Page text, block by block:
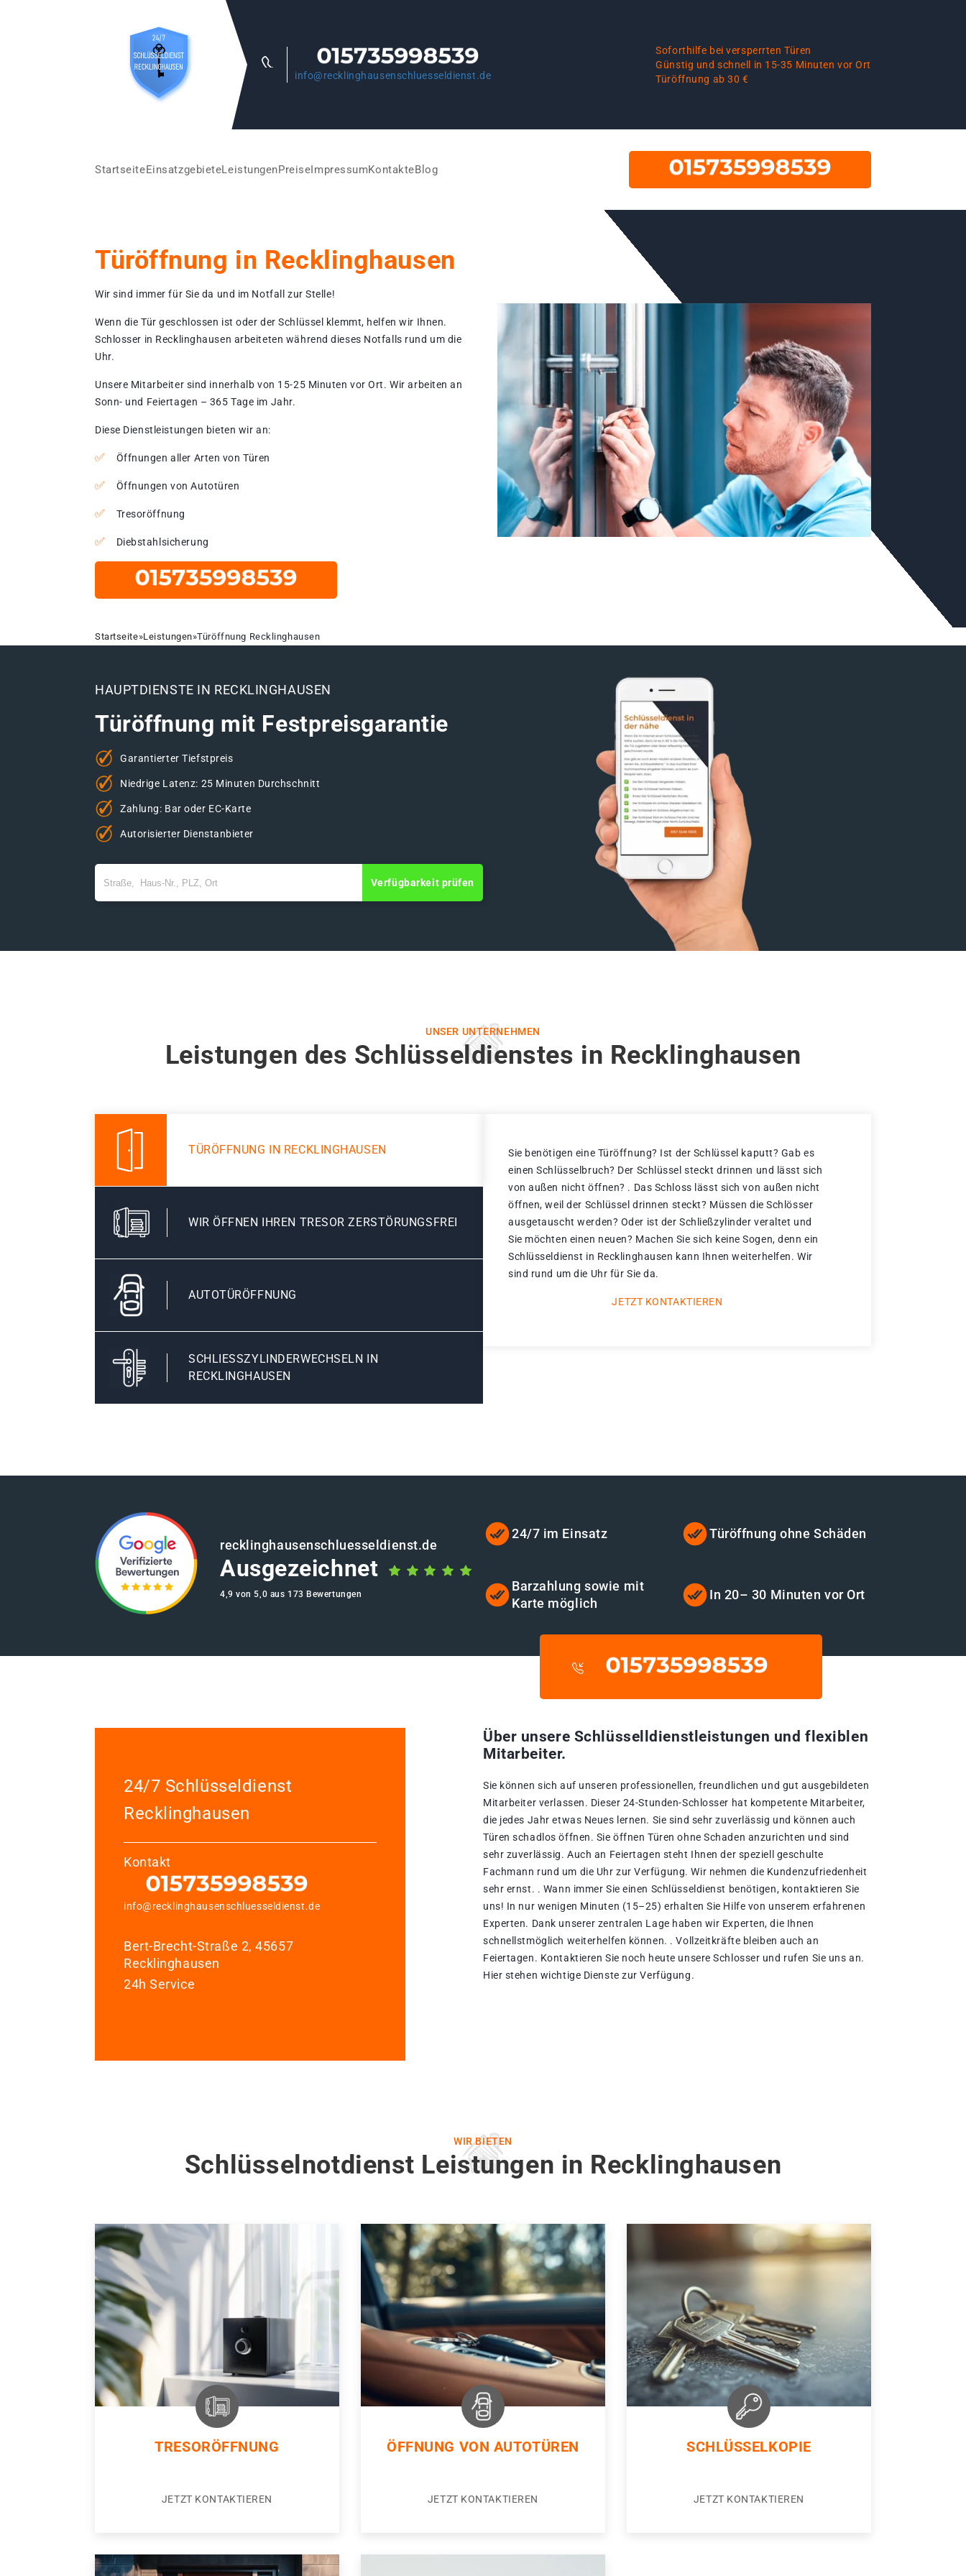
info@recklinghausenschluesseldienst.de
Soforthilfe bei versperrten Türen
Günstig und schnell in 15-35 Minuten vor Ort
Türöffnung ab 30 €
StartseiteEinsatzgebieteLeistungenPreiseImpressumKontakteBlog
Türöffnung in Recklinghausen
Wir sind immer für Sie da und im Notfall zur Stelle!
Wenn die Tür geschlossen ist oder der Schlüssel klemmt, helfen wir Ihnen.
Schlosser in Recklinghausen arbeiteten während dieses Notfalls rund um die
Uhr.
Unsere Mitarbeiter sind innerhalb von 15-25 Minuten vor Ort. Wir arbeiten an
Sonn- und Feiertagen – 365 Tage im Jahr.
Diese Dienstleistungen bieten wir an:
Öffnungen aller Arten von Türen
Öffnungen von Autotüren
Tresoröffnung
Diebstahlsicherung
Startseite»Leistungen»Türöffnung Recklinghausen
HAUPTDIENSTE IN RECKLINGHAUSEN
Türöffnung mit Festpreisgarantie
Garantierter Tiefstpreis
Niedrige Latenz: 25 Minuten Durchschnitt
Zahlung: Bar oder EC-Karte
Autorisierter Dienstanbieter
Verfügbarkeit prüfen
UNSER UNTERNEHMEN
Leistungen des Schlüsseldienstes in Recklinghausen
TÜRÖFFNUNG IN RECKLINGHAUSEN
WIR ÖFFNEN IHREN TRESOR ZERSTÖRUNGSFREI
AUTOTÜRÖFFNUNG
SCHLIESSZYLINDERWECHSELN IN R
ECKLINGHAUSEN
Sie benötigen eine Türöffnung? Ist der Schlüssel kaputt? Gab es
einen Schlüsselbruch? Der Schlüssel steckt drinnen und lässt sich
von außen nicht öffnen? . Das Schloss lässt sich von außen nicht
öffnen, weil der Schlüssel drinnen steckt? Müssen die Schlösser
ausgetauscht werden? Oder ist der Schließzylinder veraltet und
Sie möchten einen neuen? Machen Sie sich keine Sogen, denn ein
Schlüsseldienst in Recklinghausen kann Ihnen weiterhelfen. Wir
sind rund um die Uhr für Sie da.
JETZT KONTAKTIEREN
recklinghausenschluesseldienst.de
Ausgezeichnet
4,9 von 5,0 aus 173 Bewertungen
24/7 im Einsatz Türöffnung ohne Schäden
Barzahlung sowie mit
Karte möglich
In 20– 30 Minuten vor Ort
24/7 Schlüsseldienst
Recklinghausen
Kontakt
info@recklinghausenschluesseldienst.de
Bert-Brecht-Straße 2, 45657
Recklinghausen
24h Service
Über unsere Schlüsselldienstleistungen und flexiblen
Mitarbeiter.
Sie können sich auf unseren professionellen, freundlichen und gut ausgebildeten
Mitarbeiter verlassen. Dieser 24-Stunden-Schlosser hat kompetente Mitarbeiter,
die jedes Jahr etwas Neues lernen. Sie sind sehr zuverlässig und können auch
Türen schadlos öffnen. Sie öffnen Türen ohne Schaden anzurichten und sind
sehr zuverlässig. Auch an Feiertagen steht Ihnen der speziell geschulte
Fachmann rund um die Uhr zur Verfügung. Wir nehmen die Kundenzufriedenheit
sehr ernst. . Wann immer Sie einen Schlüsseldienst benötigen, kontaktieren Sie
uns! In nur wenigen Minuten (15–25) erhalten Sie Hilfe von unserem erfahrenen
Experten. Dank unserer zentralen Lage haben wir Experten, die Ihnen
schnellstmöglich weiterhelfen können. . Vollzeitkräfte bleiben auch an
Feiertagen. Kontaktieren Sie noch heute unsere Schlosser und rufen Sie uns an.
Hier stehen wichtige Dienste zur Verfügung.
WIR BIETEN
Schlüsselnotdienst Leistungen in Recklinghausen
TRESORÖFFNUNG
JETZT KONTAKTIEREN
ÖFFNUNG VON AUTOTÜREN
JETZT KONTAKTIEREN
SCHLÜSSELKOPIE
JETZT KONTAKTIEREN